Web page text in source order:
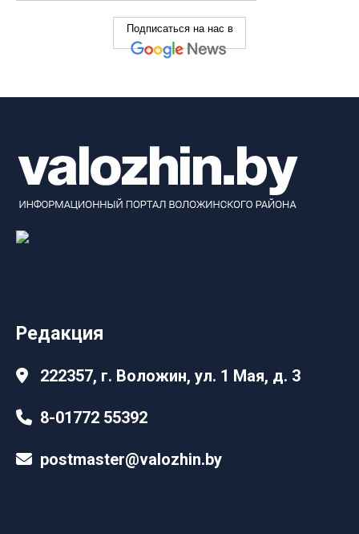
Подписаться на нас в
Редакция
222357, г. Воложин, ул. 1 Мая, д. 3
8-01772 55392
postmaster@valozhin.by